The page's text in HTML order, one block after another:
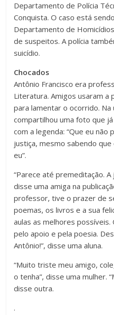
Departamento de Polícia
Conquista. O caso está
Departamento de
de suspeitos. A polícia
suicídio.
Chocados
Antônio Francisco era
Literatura. Amigos usaram a
para lamentar o ocorrido.
compartilhou uma foto que
com a legenda: “Que eu
justiça, mesmo sabendo
eu”.
“Parece até premeditação.
disse uma amiga na
professor, tive o prazer de
poemas, os livros e a sua
aulas as melhores
pelo apoio e pela poesia.
Antônio!”, disse uma aluna.
“Muito triste meu amigo,
o tenha”, disse uma mulher.
disse outra.
.